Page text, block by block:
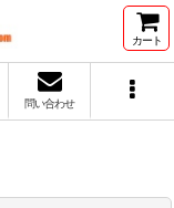
カート
問い合わせ